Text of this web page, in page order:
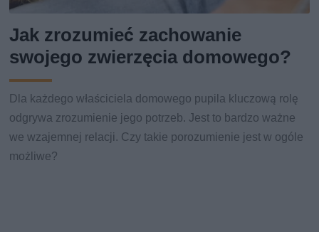
Jak zrozumieć zachowanie
swojego zwierzęcia domowego?
Dla każdego właściciela domowego pupila kluczową rolę
odgrywa zrozumienie jego potrzeb. Jest to bardzo ważne
we wzajemnej relacji. Czy takie porozumienie jest w ogóle
możliwe?